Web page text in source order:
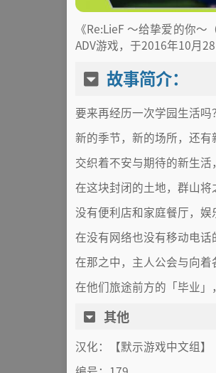
《Re:LieF ～给挚爱的你
ADV游戏，于2016年10月
故事简介：
要来再经历一次学园生活吗？
新的季节，新的场所，还有
交织着不安与期待的新生活
在这块封闭的土地，群山将
没有便利店和家庭餐厅，娱
在没有网络也没有移动电话
在那之中，主人公会与向着
在他们旅途前方的「毕业」
其他
汉化：【默示游戏中文组】